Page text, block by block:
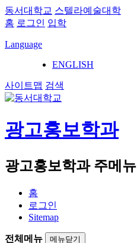
동서대학교 스텔라예술대학
홈 로그인 입학
Language
ENGLISH
사이트맵 검색
광고홍보학과
광고홍보학과 주메뉴
홈
로그인
Sitemap
전체메뉴 메뉴닫기